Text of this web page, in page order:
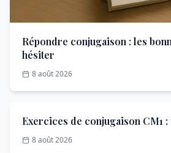
Répondre conjugaison : les
hésiter
8 août 2026
Exercices de conjugaison CM1 :
8 août 2026